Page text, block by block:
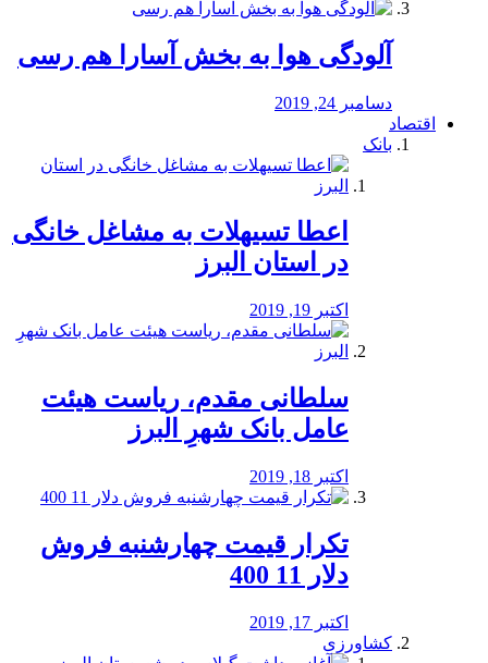
آلودگی هوا به بخش آسارا هم رسی
دسامبر 24, 2019
اقتصاد
بانک
️اعطا تسیهلات به مشاغل خانگی
در استان البرز
اکتبر 19, 2019
سلطانی مقدم، ریاست هیئت
عامل بانک شهرِ البرز
اکتبر 18, 2019
تکرار قیمت چهارشنبه فروش
دلار 11 400
اکتبر 17, 2019
کشاورزی